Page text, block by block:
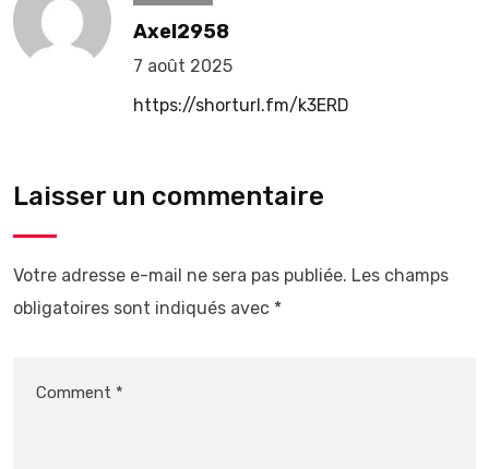
Axel2958
7 août 2025
https://shorturl.fm/k3ERD
Laisser un commentaire
Votre adresse e-mail ne sera pas publiée. Les champs
obligatoires sont indiqués avec *